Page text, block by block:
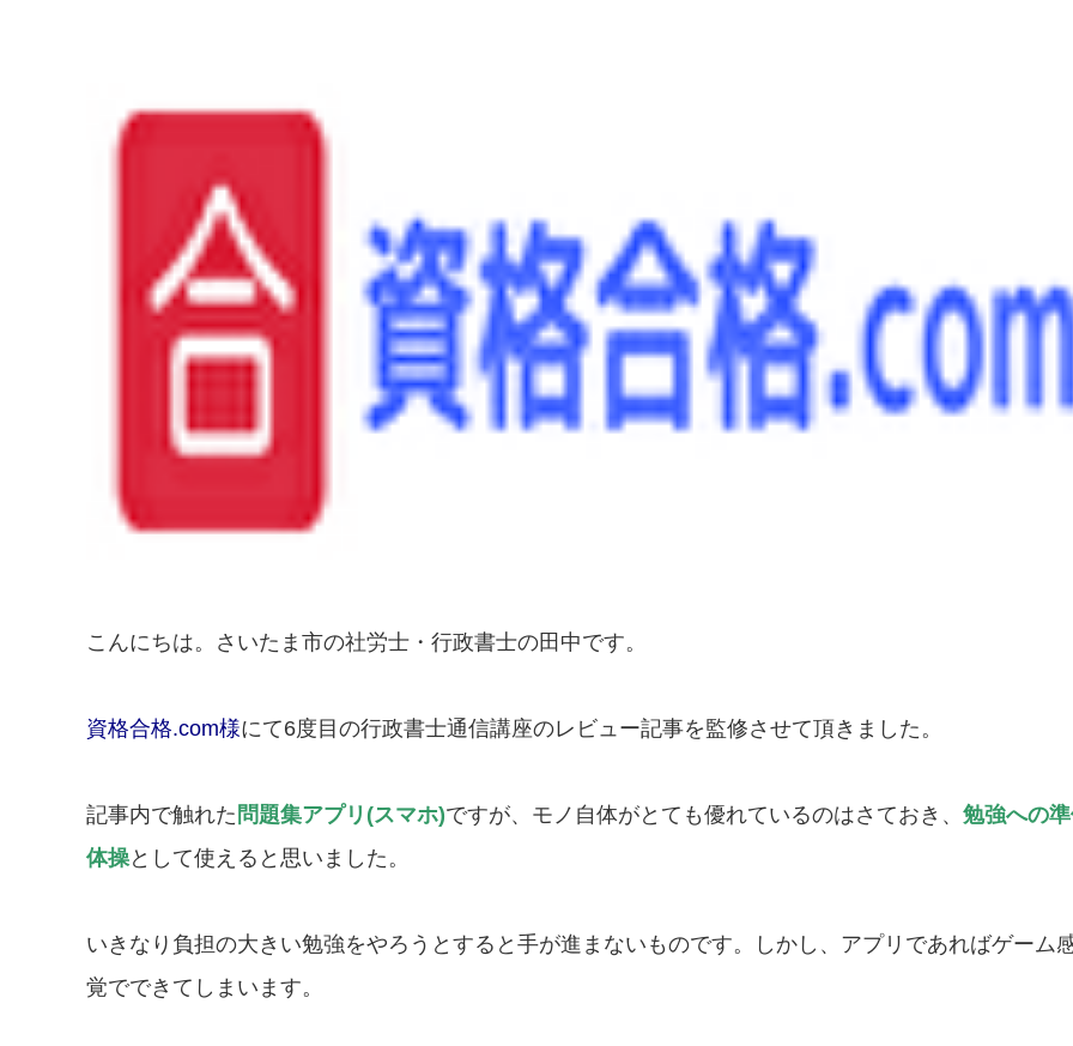
こんにちは。さいたま市の社労士・行政書士の田中です。
資格合格.com様にて6度目の行政書士通信講座のレビュー記事を監修させて頂きました。
記事内で触れた 問題集アプリ(スマホ)ですが、モノ自体がとても優れているのはさておき、 勉強への
体操として使えると思いました。
いきなり負担の大きい勉強をやろうとすると手が進まないものです。しかし、アプリであればゲーム
覚でできてしまいます。